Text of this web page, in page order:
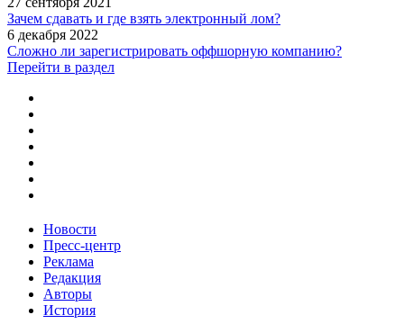
Зачем сдавать и где взять электронный лом?
6 декабря 2022
Сложно ли зарегистрировать оффшорную компанию?
Перейти в раздел
Новости
Пресс-центр
Реклама
Редакция
Авторы
История